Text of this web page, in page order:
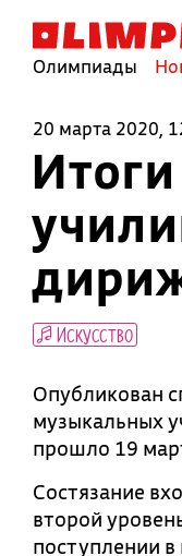
Олимпиады
20 марта 2020,
Искусство
Опубликован
музыкальных
прошло 19
Состязание
второй
поступлении в